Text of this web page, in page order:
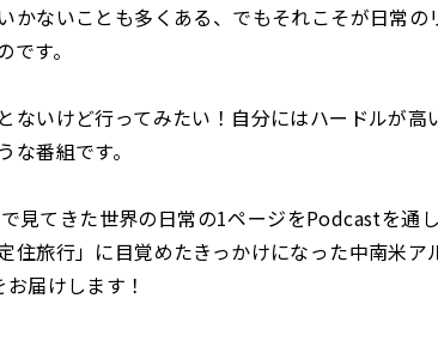
かないことも多くある、でもそれこそが日常の
す。
ないけど行ってみたい！自分にはハードルが高
な番組です。
見てきた世界の日常の1ページをPodcastを通
住旅行」に目覚めたきっかけになった中南米ア
届けします！